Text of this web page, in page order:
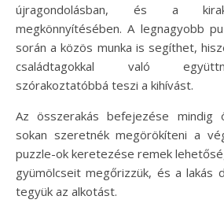
újragondolásban, és a
megkönnyítésében. A legnagyobb
során a közös munka is segíthet,
családtagokkal való
szórakoztatóbbá teszi a kihívást.
Az összerakás befejezése mindig
sokan szeretnék megörökíteni a
puzzle-ok keretezése remek
gyümölcseit megőrizzük, és a lakás
tegyük az alkotást.